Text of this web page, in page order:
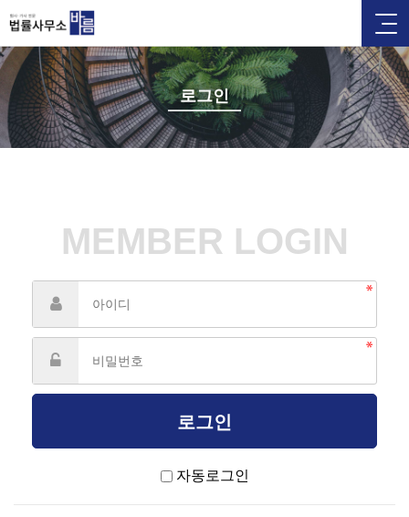
로그인
MEMBER LOGIN
자동로그인